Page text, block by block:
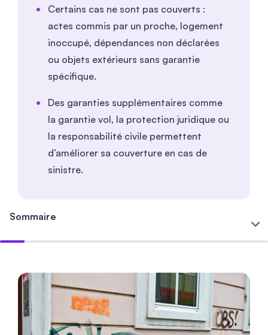
Certains cas ne sont pas couverts :
actes commis par un proche, logement
inoccupé, dépendances non déclarées
ou objets extérieurs sans garantie
spécifique.
Des garanties supplémentaires comme
la garantie vol, la protection juridique ou
la responsabilité civile permettent
d’améliorer sa couverture en cas de
sinistre.
Sommaire